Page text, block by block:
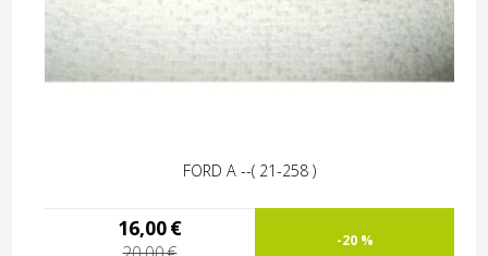
FORD A --( 21-258 )
16,00€ -20 %